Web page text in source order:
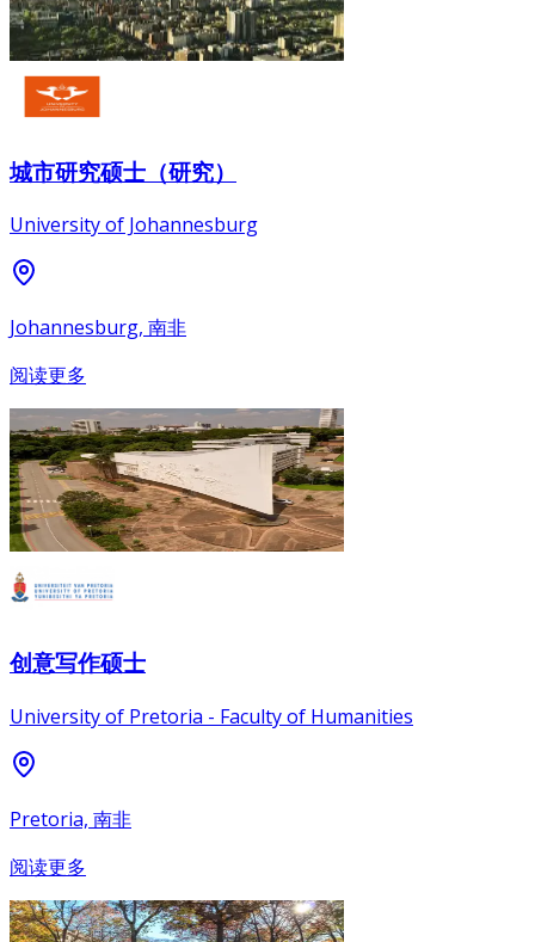
城市研究硕士（研究）
University of Johannesburg
Johannesburg, 南非
阅读更多
创意写作硕士
University of Pretoria - Faculty of Humanities
Pretoria, 南非
阅读更多